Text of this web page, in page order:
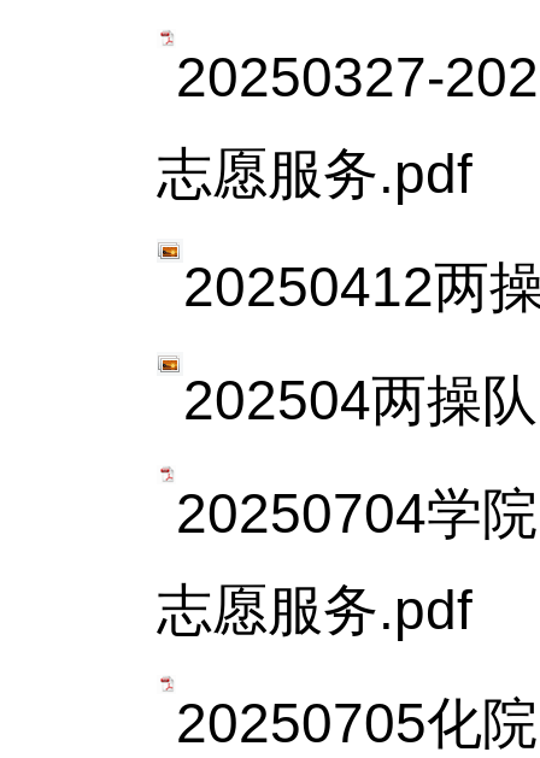
20250327-
志愿服务.pdf
20250412两
202504两操
20250704学
志愿服务.pdf
20250705化